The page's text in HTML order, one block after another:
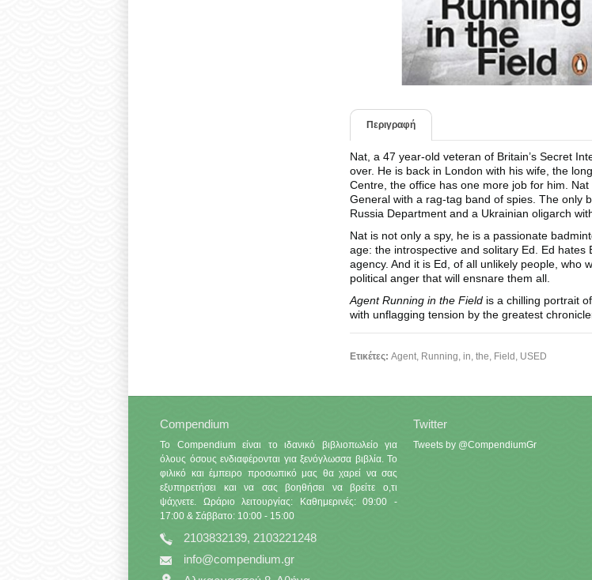
Περιγραφή
Nat, a 47 year-old veteran of Britain’s Secret
over. He is back in London with his wife, the
Centre, the office has one more job for him.
General with a rag-tag band of spies. The only
Russia Department and a Ukrainian oligarch
Nat is not only a spy, he is a passionate
age: the introspective and solitary Ed. Ed
agency. And it is Ed, of all unlikely people, who
political anger that will ensnare them all.
Agent Running in the Field is a chilling portrait
with unflagging tension by the greatest
Ετικέτες: Agent, Running, in, the, Field , USED
Compendium
Το Compendium είναι το ιδανικό βιβλιοπωλείο για
όλους όσους ενδιαφέρονται για ξενόγλωσσα βιβλία. Το
φιλικό και έμπειρο προσωπικό μας θα χαρεί να σας
εξυπηρετήσει και να σας βοηθήσει να βρείτε ο,τι
ψάχνετε. Ωράριο λειτουργίας: Καθημερινές: 09:00 -
17:00 & Σάββατο: 10:00 - 15:00
2103832139, 2103221248
info@compendium.gr
Twitter
Tweets by @CompendiumGr